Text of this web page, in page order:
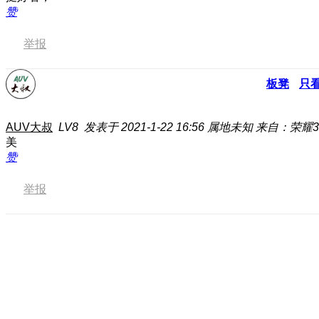
赞
举报
板凳 只
AUV大叔 LV8 发表于 2021-1-22 16:56 属地未知 来自：荣耀
美
赞
举报